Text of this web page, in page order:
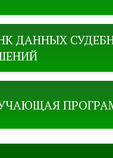
ДАННЫХ